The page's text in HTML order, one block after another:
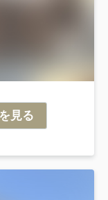
見る